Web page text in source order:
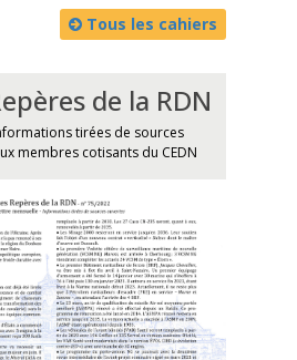
Tous les cahiers
de la RDN
tirées de sources
membres cotisants du CEDN